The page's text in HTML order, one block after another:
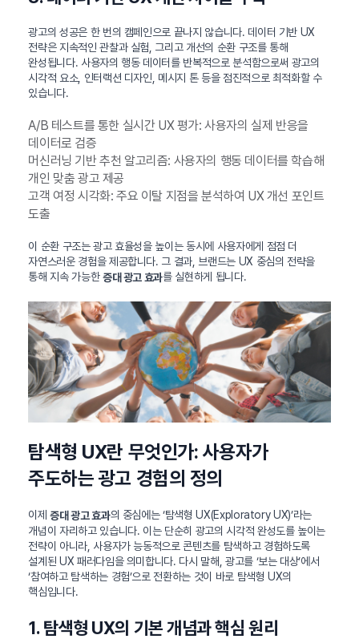
광고의 성공은 한 번의 캠페인으로 끝나지 않습니다. 데이터 기반 UX
전략은 지속적인 관찰과 실험, 그리고 개선의 순환 구조를 통해
완성됩니다. 사용자의 행동 데이터를 반복적으로 분석함으로써 광고의
시각적 요소, 인터랙션 디자인, 메시지 톤 등을 점진적으로 최적화할 수
있습니다.
A/B 테스트를 통한 실시간 UX 평가: 사용자의 실제 반응을
데이터로 검증
머신러닝 기반 추천 알고리즘: 사용자의 행동 데이터를 학습해
개인 맞춤 광고 제공
고객 여정 시각화: 주요 이탈 지점을 분석하여 UX 개선 포인트
도출
이 순환 구조는 광고 효율성을 높이는 동시에 사용자에게 점점 더
자연스러운 경험을 제공합니다. 그 결과, 브랜드는 UX 중심의 전략을
통해 지속 가능한증대 광고 효과를 실현하게 됩니다.
탐색형 UX란 무엇인가: 사용자가
주도하는 광고 경험의 정의
이제증대 광고 효과의 중심에는 ‘탐색형 UX(Exploratory UX)’라는
개념이 자리하고 있습니다. 이는 단순히 광고의 시각적 완성도를 높이는
전략이 아니라, 사용자가 능동적으로 콘텐츠를 탐색하고 경험하도록
설계된 UX 패러다임을 의미합니다. 다시 말해, 광고를 ‘보는 대상’에서
‘참여하고 탐색하는 경험’으로 전환하는 것이 바로 탐색형 UX의
핵심입니다.
1. 탐색형 UX의 기본 개념과 핵심 원리